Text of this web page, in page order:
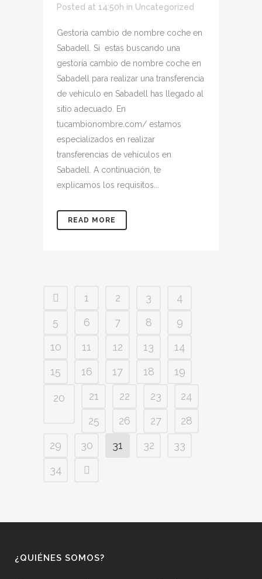
Posted at 14:50h in Uncategorized
Gestoría cambio de nombre coche en
Sabadell. Si estas buscando una
gestoría cambio de nombre coche en
Sabadell para realizar una transferencia
de vehículo en Sabadell has llegado al
sitio adecuado. En
tucambionombre.com/ estamos
especializados en realizar
transferencias de vehículos en
Sabadell. A continuación, te
explicamos los requisitos...
READ MORE
1 2 3
4
5
6 7 8
9
10
11 12 13
14
15
16 17 18 19
20 21 22 23
24
25
26 27
28
29
30 31 32
33
34
¿QUIÉNES SOMOS?